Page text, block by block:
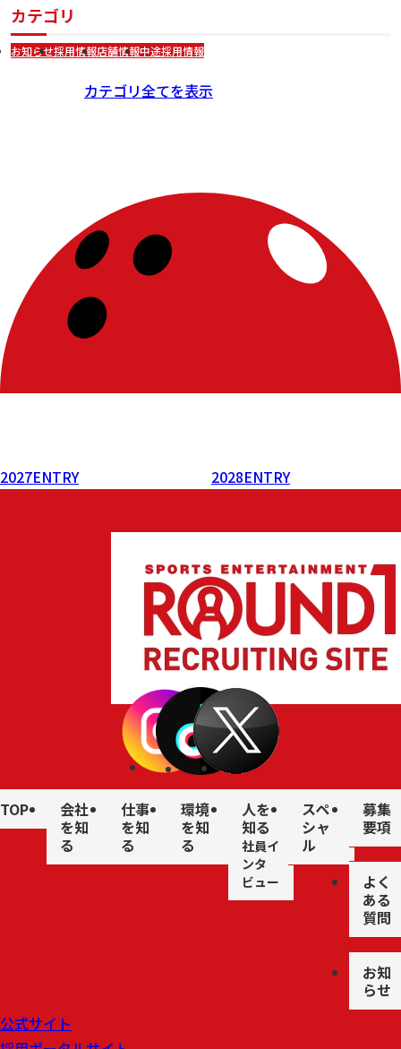
カテゴリ
お知らせ採用情報店舗情報中途採用情報
カテゴリ全てを表示
2027ENTRY 2028ENTRY
TOP
会社
を知
る
仕事
を知
る
環境
を知
る
人を
知る
社員イ
ンタ
ビュー
スペ
シャ
ル
募集
要項
よく
ある
質問
お知
らせ
公式サイト